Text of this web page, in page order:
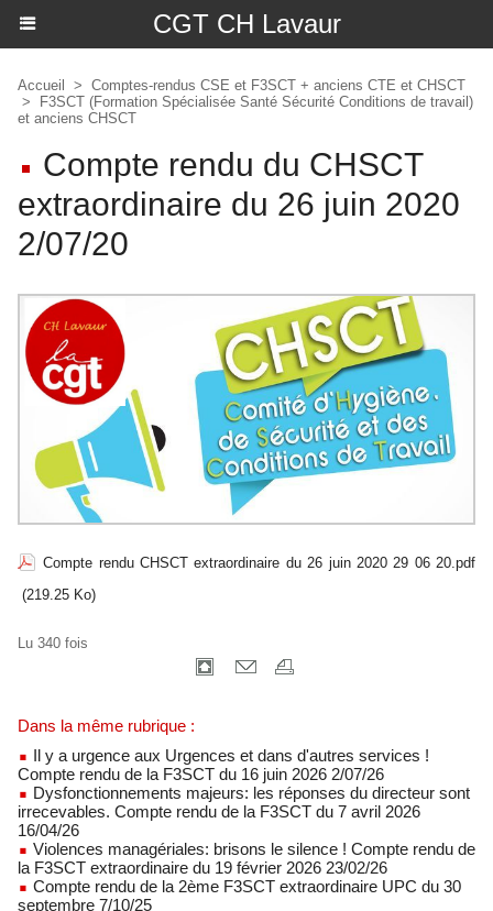
CGT CH Lavaur
Accueil > Comptes-rendus CSE et F3SCT + anciens CTE et CHSCT
>
F3SCT (Formation Spécialisée Santé Sécurité Conditions de travail)
et anciens CHSCT
Compte rendu du CHSCT
extraordinaire du 26 juin 2020
2/07/20
Compte rendu CHSCT extraordinaire du 26 juin 2020 29 06 20.pdf
(219.25 Ko)
Lu 340 fois
Dans la même rubrique :
Il y a urgence aux Urgences et dans d'autres services !
Compte rendu de la F3SCT du 16 juin 2026 2/07/26
Dysfonctionnements majeurs: les réponses du directeur sont
irrecevables. Compte rendu de la F3SCT du 7 avril 2026
16/04/26
Violences managériales: brisons le silence ! Compte rendu de
la F3SCT extraordinaire du 19 février 2026 23/02/26
Compte rendu de la 2ème F3SCT extraordinaire UPC du 30
septembre 7/10/25